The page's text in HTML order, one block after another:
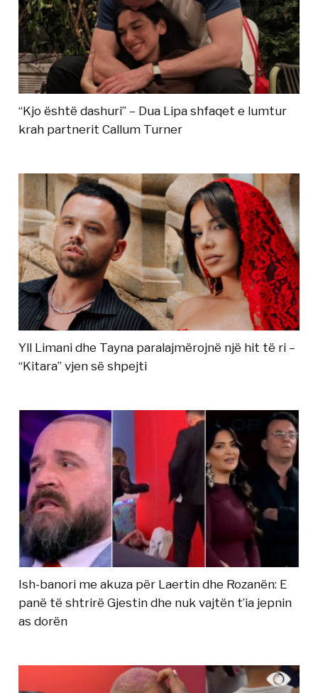
“Kjo është dashuri” – Dua Lipa shfaqet e lumtur
krah partnerit Callum Turner
Yll Limani dhe Tayna paralajmërojnë një hit të ri –
“Kitara” vjen së shpejti
Ish-banori me akuza për Laertin dhe Rozanën: E
panë të shtrirë Gjestin dhe nuk vajtën t’ia jepnin
as dorën